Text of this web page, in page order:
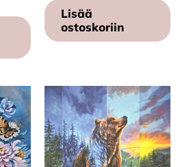
Lisää
ostoskoriin